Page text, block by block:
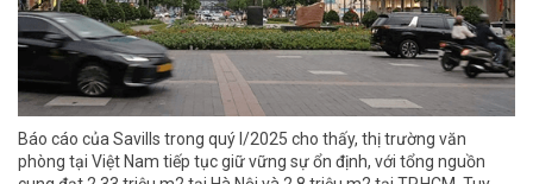
Báo cáo của Savills trong quý I/2025 cho thấy, thị trường văn
phòng tại Việt Nam tiếp tục giữ vững sự ổn định, với tổng nguồn